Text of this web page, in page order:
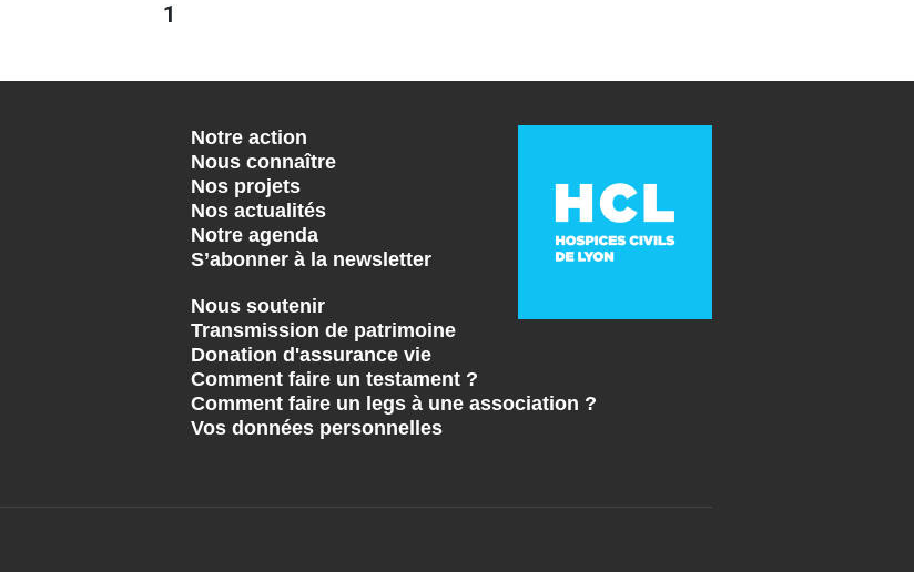
1
Notre action
Nous connaître
Nos projets
Nos actualités
Notre agenda
S’abonner à la newsletter
Nous soutenir
Transmission de patrimoine
Donation d'assurance vie
Comment faire un testament ?
Comment faire un legs à une association ?
Vos données personnelles